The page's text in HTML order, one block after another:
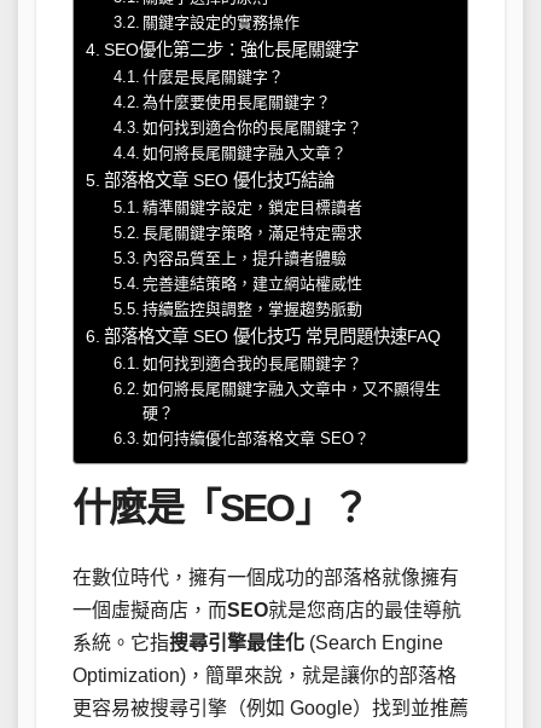
關鍵字設定的實務操作
SEO優化第二步：強化長尾關鍵字
什麼是長尾關鍵字？
為什麼要使用長尾關鍵字？
如何找到適合你的長尾關鍵字？
如何將長尾關鍵字融入文章？
部落格文章 SEO 優化技巧結論
精準關鍵字設定，鎖定目標讀者
長尾關鍵字策略，滿足特定需求
內容品質至上，提升讀者體驗
完善連結策略，建立網站權威性
持續監控與調整，掌握趨勢脈動
部落格文章 SEO 優化技巧 常見問題快速FAQ
如何找到適合我的長尾關鍵字？
如何將長尾關鍵字融入文章中，又不顯得生
硬？
如何持續優化部落格文章 SEO？
什麼是「SEO」？
在數位時代，擁有一個成功的部落格就像擁有
一個虛擬商店，而SEO就是您商店的最佳導航
系統。它指搜尋引擎最佳化 (Search Engine
Optimization)，簡單來說，就是讓你的部落格
更容易被搜尋引擎（例如 Google）找到並推薦